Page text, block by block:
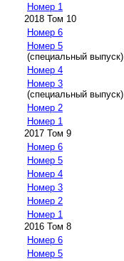
Номер 1
2018 Том 10
Номер 6
Номер 5
(специальный выпуск)
Номер 4
Номер 3
(специальный выпуск)
Номер 2
Номер 1
2017 Том 9
Номер 6
Номер 5
Номер 4
Номер 3
Номер 2
Номер 1
2016 Том 8
Номер 6
Номер 5